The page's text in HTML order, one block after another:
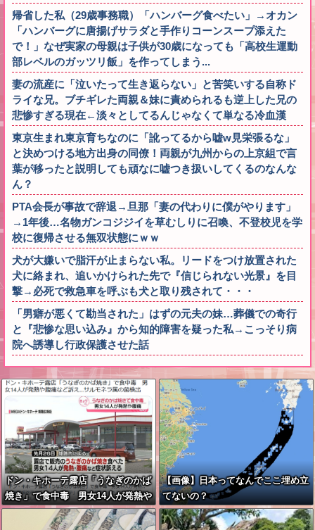
帰省した私（29歳事務職）「ハンバーグ食べたい」→オカン
「ハンバーグに唐揚げサラダと手作りコーンスープ添えた
で！」なぜ実家の母親は子供が30歳になっても「高校生運動
部レベルのガッツリ飯」を作ってしまう...
妻の流産に「泣いたって生き返らない」と苦笑いする自称ド
ライな兄。ブチギレた両親＆妹に責められるも逆上した兄の
悲惨すぎる現在←淡々としてるんじゃなくて単なる冷血漢
東京生まれ東京育ちなのに「訛ってるから嘘w見栄張るな」
と決めつける地方出身の同僚！両親が九州からの上京組で言
葉が移ったと説明しても頑なに嘘つき扱いしてくるのなんな
ん？
PTA会長が事故で辞退→旦那「妻の代わりに僕がやります」
→1年後…名物ガンコジジイを草むしりに召喚、不登校児を学
校に復帰させる無双状態にｗｗ
犬が大嫌いで脂汗が止まらない私。リードをつけ放置された
犬に絡まれ、追いかけられた先で『信じられない光景』を目
撃→必死で救急車を呼ぶも犬と取り残されて・・・
「男癖が悪くて勘当された」はずの元夫の妹…葬儀での奇行
と『悲惨な思い込み』から知的障害を疑った私→こっそり病
院へ誘導し行政保護させた話
ドン・キホーテ露店「うなぎのかば
焼き」で食中毒 男女14人が発熱や
腹痛など訴え…サルモネラ属の菌検
【画像】日本ってなんでここ埋め立
てないの？